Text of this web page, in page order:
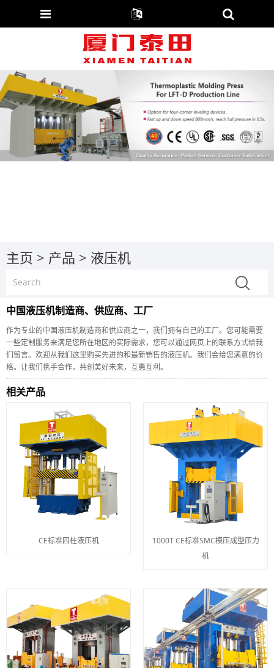
主页 > 产品 > 液压机
中国液压机制造商、供应商、工厂
作为专业的中国液压机制造商和供应商之一，我们拥有自己的工厂。您可能需要
一些定制服务来满足您所在地区的实际需求，您可以通过网页上的联系方式给我
们留言。欢迎从我们这里购买先进的和最新销售的液压机。我们会给您满意的价
格。让我们携手合作，共创美好未来，互惠互利。
相关产品
CE标准四柱液压机
1000T CE标准SMC模压成型压力
机